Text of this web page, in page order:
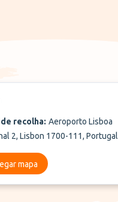
recolha: Aeroporto Lisboa
2, Lisbon 1700-111, Portugal
mapa